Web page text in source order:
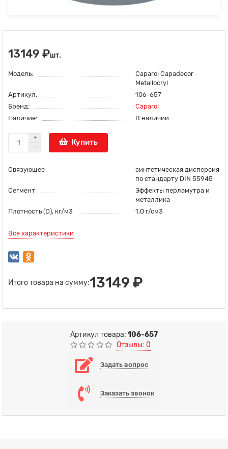
13149 ₽шт.
Модель:
Caparol Capadecor
Metallocryl
Артикул:
106-657
Бренд:
Caparol
Наличие:
В наличии
Купить
Связующее
синтетическая дисперсия
по стандарту DIN 55945
Сегмент
Эффекты перламутра и
металлика
Плотность (D), кг/м3
1,0 г/см3
Все характеристики
Итого товара на сумму:13149 ₽
Артикул товара: 106-657
Отзывы: 0
Задать вопрос
Заказать звонок